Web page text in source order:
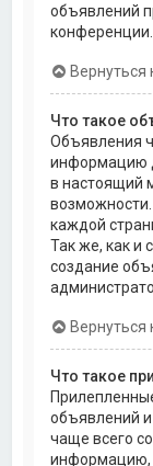
объявлений
конференции.
Вернуться
Что такое
Объявления
информацию
в настоящий
каждой
Так же, как и
создание
Вернуться
Что такое
объявлений и
чаще всего
информацию,